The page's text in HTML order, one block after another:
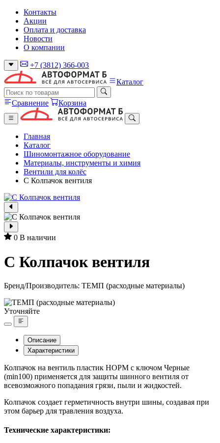
Контакты
Акции
Оплата и доставка
Новости
О компании
+7 (3812) 366-003
Каталог
Сравнение Корзина
Главная
Каталог
Шиномонтажное оборудование
Материалы, инструменты и химия
Вентили для колёс
C Колпачок вентиля
0 В наличии
C Колпачок вентиля
Бренд/Производитель: ТЕМП (расходные материалы)
Уточняйте
Описание
Характеристики
Колпачок на вентиль пластик НОРМ с ключом Черные
(min100) применяется для защиты шинного вентиля от
всевозможного попадания грязи, пыли и жидкостей.
Колпачок создает герметичность внутри шины, создавая при
этом барьер для травления воздуха.
Технические характеристики: